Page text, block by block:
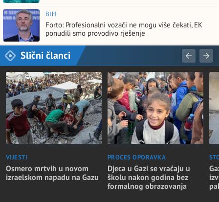
BIH
Forto: Profesionalni vozači ne mogu više čekati, EK
ponudili smo provodivo rješenje
Slični članci
VIJESTI
Osmero mrtvih u novom
izraelskom napadu na Gazu
PROCES OPORAVKA
Djeca u Gazi se vraćaju u
školu nakon godina bez
formalnog obrazovanja